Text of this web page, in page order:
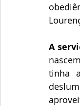
A
tinha